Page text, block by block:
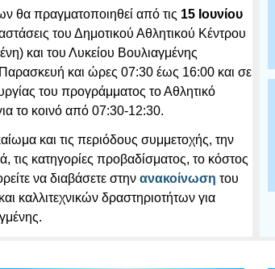
θα πραγματοποιηθεί από τις 15 Ιουνίου
του Δημοτικού Αθλητικού Κέντρου
και του Λυκείου Βουλιαγμένης
και ώρες 07:30 έως 16:00 και σε
του προγράμματος το Αθλητικό
το κοινό από 07:30-12:30.
και τις περιόδους συμμετοχής, την
τις κατηγορίες προβαδίσματος, το κόστος
να διαβάσετε στηνανακοίνωση του
καλλιτεχνικών δραστηριοτήτων για